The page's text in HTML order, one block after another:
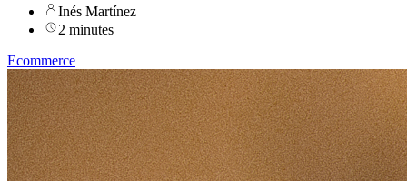
Inés Martínez
2 minutes
Ecommerce